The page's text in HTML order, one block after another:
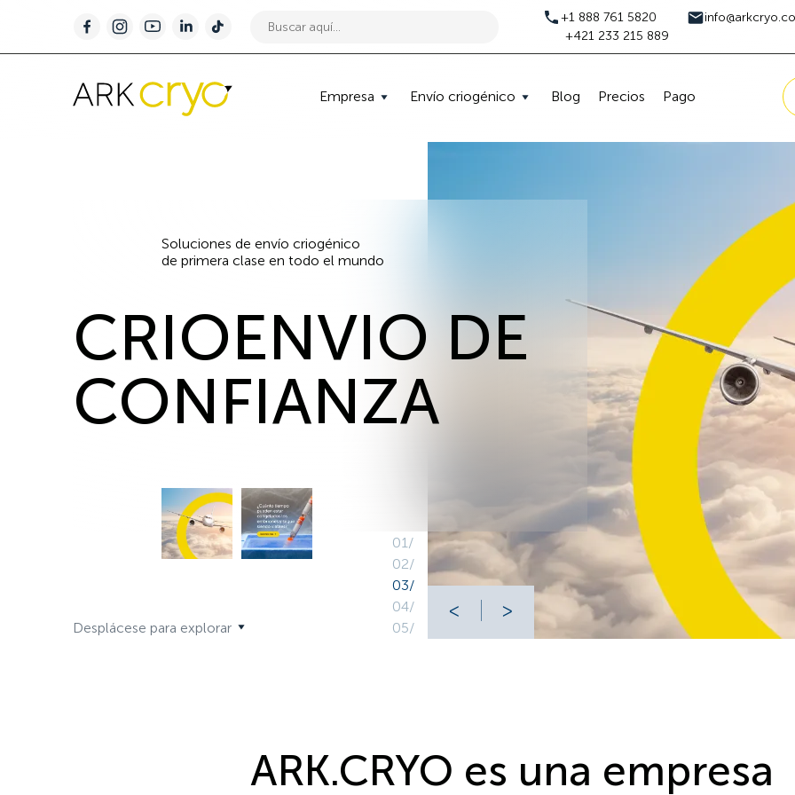
+1 888 761 5820
+421 233 215 889
Empresa Envío criogénico Blog Precios Pago
envío
criogénico
Soluciones de envío criogénico
de primera clase en todo el mundo
CRIOENVIO DE
CONFIANZA
01/
02/
03/
04/
05/
ᐸ
ᐳ
Desplácese para explorar
ARK.CRYO es una empresa